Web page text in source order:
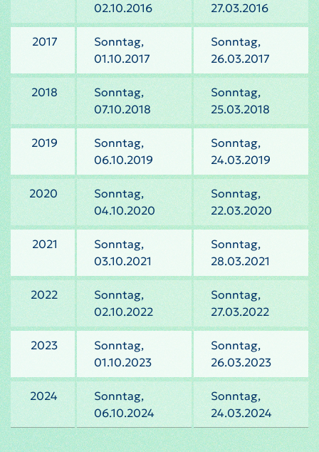
02.10.2016
27.03.2016
2017
Sonntag,
01.10.2017
Sonntag,
26.03.2017
2018
Sonntag,
07.10.2018
Sonntag,
25.03.2018
2019
Sonntag,
06.10.2019
Sonntag,
24.03.2019
2020
Sonntag,
04.10.2020
Sonntag,
22.03.2020
2021
Sonntag,
03.10.2021
Sonntag,
28.03.2021
2022
Sonntag,
02.10.2022
Sonntag,
27.03.2022
2023
Sonntag,
01.10.2023
Sonntag,
26.03.2023
2024
Sonntag,
06.10.2024
Sonntag,
24.03.2024